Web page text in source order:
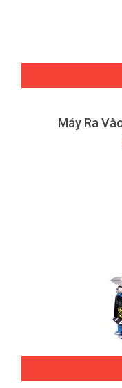
Máy Ra